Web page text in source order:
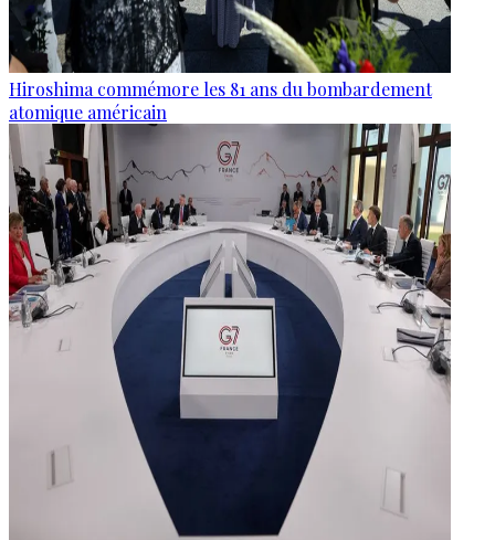
Hiroshima commémore les 81 ans du bombardement
atomique américain